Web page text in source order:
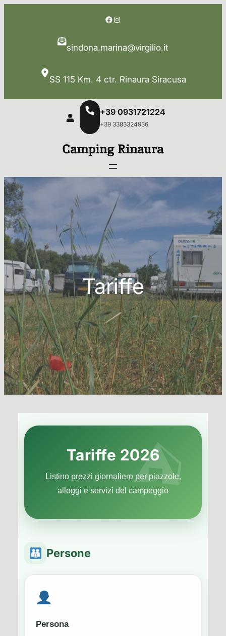
Facebook Instagram
sindona.marina@virgilio.it
SS 115 Km. 4 ctr. Rinaura Siracusa
Camping Rinaura
+39 0931721224
+39 3383324936
Tariffe
Tariffe 2026
Listino prezzi giornaliero per piazzole,
alloggi e servizi del campeggio
Persone
Persona